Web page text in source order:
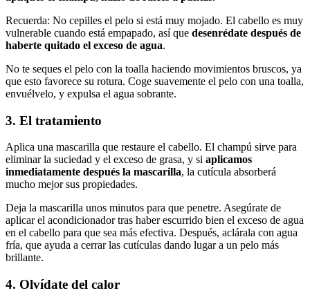
Recuerda: No cepilles el pelo si está muy mojado. El cabello es muy
vulnerable cuando está empapado, así que desenrédate después de
haberte quitado el exceso de agua.
No te seques el pelo con la toalla haciendo movimientos bruscos, ya
que esto favorece su rotura. Coge suavemente el pelo con una toalla,
envuélvelo, y expulsa el agua sobrante.
3. El tratamiento
Aplica una mascarilla que restaure el cabello. El champú sirve para
eliminar la suciedad y el exceso de grasa, y si aplicamos
inmediatamente después la mascarilla, la cutícula absorberá
mucho mejor sus propiedades.
Deja la mascarilla unos minutos para que penetre. Asegúrate de
aplicar el acondicionador tras haber escurrido bien el exceso de agua
en el cabello para que sea más efectiva. Después, aclárala con agua
fría, que ayuda a cerrar las cutículas dando lugar a un pelo más
brillante.
4. Olvídate del calor